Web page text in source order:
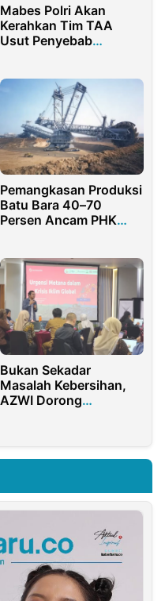
Mabes Polri Akan
Kerahkan Tim TAA
Usut Penyebab
Pemangkasan Produksi
Batu Bara 40–70
Persen Ancam PHK
Bukan Sekadar
Masalah Kebersihan,
AZWI Dorong